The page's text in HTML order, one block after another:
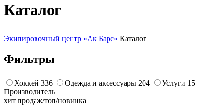
Каталог
Экипировочный центр «Ак Барс» Каталог
Фильтры
Хоккей 336 Одежда и аксессуары 204 Услуги 15
Производитель
хит продаж/топ/новинка